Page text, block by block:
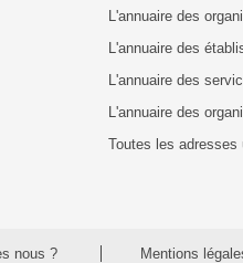
L'annuaire des
L'annuaire des
L'annuaire des
L'annuaire des
Toutes les adresses
nous ? Mentions